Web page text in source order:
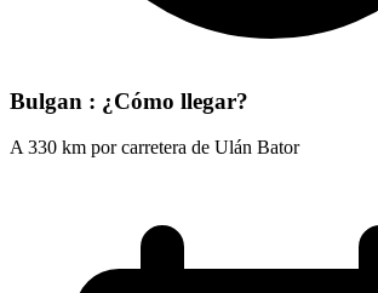
Bulgan : ¿Cómo llegar?
A 330 km por carretera de Ulán Bator